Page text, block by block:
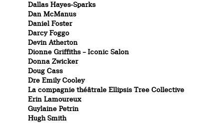
Dallas Hayes-Sparks
Dan McManus
Daniel Foster
Darcy Foggo
Devin Atherton
Dionne Griffiths – Iconic Salon
Donna Zwicker
Doug Cass
Dre Emily Cooley
La compagnie théâtrale Ellipsis Tree Collective
Erin Lamoureux
Guylaine Petrin
Hugh Smith